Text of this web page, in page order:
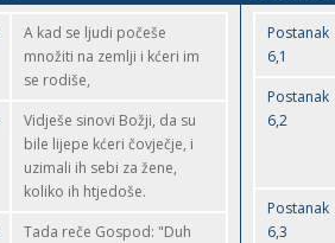
A kad se ljudi počeše
množiti na zemlji i kćeri im
se rodiše,
Vidješe sinovi Božji, da su
bile lijepe kćeri čovječje, i
uzimali ih sebi za žene,
koliko ih htjedoše.
Tada reče Gospod: "Duh
Postanak
6,1
Postanak
6,2
Postanak
6,3